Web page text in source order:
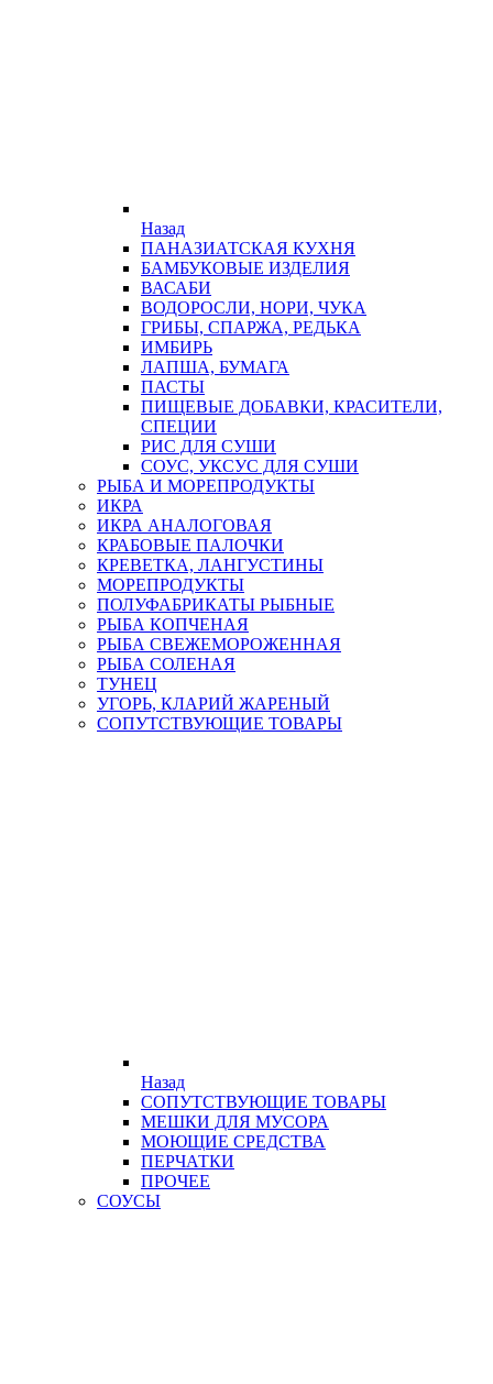
Назад
ПАНАЗИАТСКАЯ КУХНЯ
БАМБУКОВЫЕ ИЗДЕЛИЯ
ВАСАБИ
ВОДОРОСЛИ, НОРИ, ЧУКА
ГРИБЫ, СПАРЖА, РЕДЬКА
ИМБИРЬ
ЛАПША, БУМАГА
ПАСТЫ
ПИЩЕВЫЕ ДОБАВКИ, КРАСИТЕЛИ,
СПЕЦИИ
РИС ДЛЯ СУШИ
СОУС, УКСУС ДЛЯ СУШИ
РЫБА И МОРЕПРОДУКТЫ
ИКРА
ИКРА АНАЛОГОВАЯ
КРАБОВЫЕ ПАЛОЧКИ
КРЕВЕТКА, ЛАНГУСТИНЫ
МОРЕПРОДУКТЫ
ПОЛУФАБРИКАТЫ РЫБНЫЕ
РЫБА КОПЧЕНАЯ
РЫБА СВЕЖЕМОРОЖЕННАЯ
РЫБА СОЛЕНАЯ
ТУНЕЦ
УГОРЬ, КЛАРИЙ ЖАРЕНЫЙ
СОПУТСТВУЮЩИЕ ТОВАРЫ
Назад
СОПУТСТВУЮЩИЕ ТОВАРЫ
МЕШКИ ДЛЯ МУСОРА
МОЮЩИЕ СРЕДСТВА
ПЕРЧАТКИ
ПРОЧЕЕ
СОУСЫ